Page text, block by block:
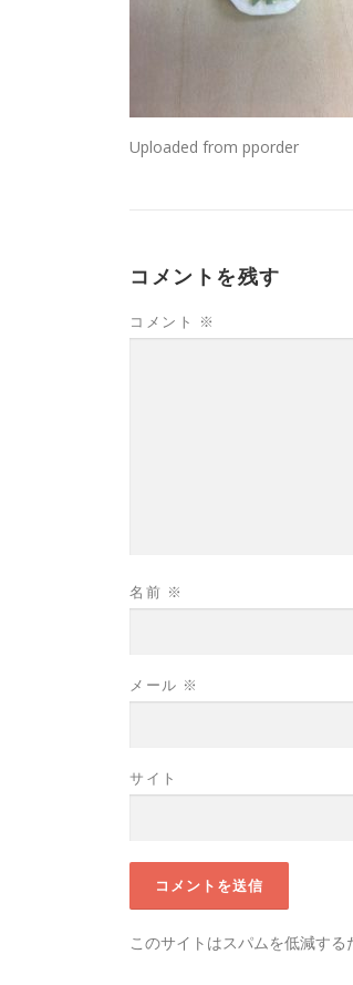
Uploaded from pporder
コメントを残す
コメント ※
名前 ※
メール ※
サイト
このサイトはスパムを低減する